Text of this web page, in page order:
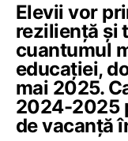
Elevii vor
reziliență și
cuantumul
educației,
mai 2025.
2024-2025
de vacanță